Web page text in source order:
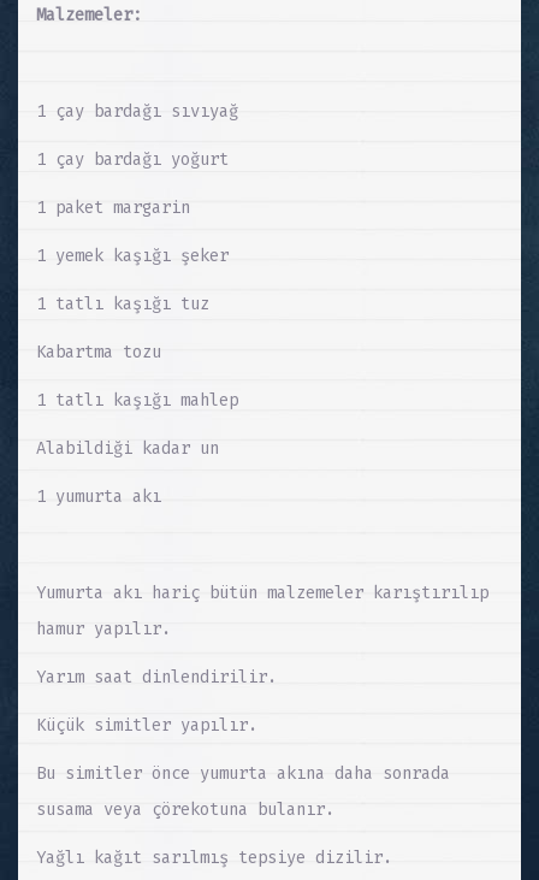
Malzemeler:
1 çay bardağı sıvıyağ
1 çay bardağı yoğurt
1 paket margarin
1 yemek kaşığı şeker
1 tatlı kaşığı tuz
Kabartma tozu
1 tatlı kaşığı mahlep
Alabildiği kadar un
1 yumurta akı
Yumurta akı hariç bütün malzemeler karıştırılıp
hamur yapılır.
Yarım saat dinlendirilir.
Küçük simitler yapılır.
Bu simitler önce yumurta akına daha sonrada
susama veya çörekotuna bulanır.
Yağlı kağıt sarılmış tepsiye dizilir.